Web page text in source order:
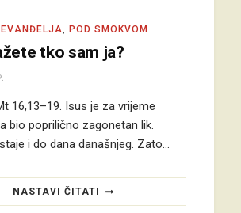
EVANĐELJA, POD SMOKVOM
tko sam ja?
16,13–19. Isus je za vrijeme
bio poprilično zagonetan lik.
i do dana današnjeg. Zato…
NASTAVI ČITATI